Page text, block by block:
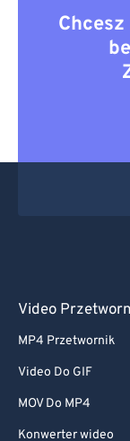
Video
MP4 Przetwornik
Video Do GIF
MOV Do MP4
Konwerter wideo